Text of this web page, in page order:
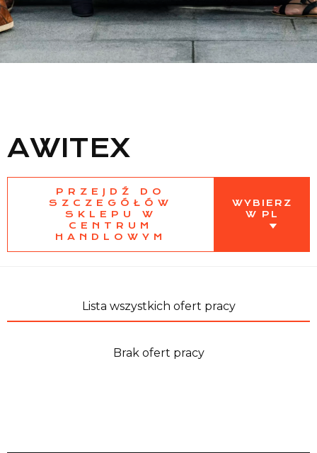
Lista sklepów
Lista CH
AWITEX
PRZEJDŹ DO
SZCZEGÓŁÓW
SKLEPU W
CENTRUM
HANDLOWYM
WYBIERZ
W PL
Lista wszystkich ofert pracy
Brak ofert pracy